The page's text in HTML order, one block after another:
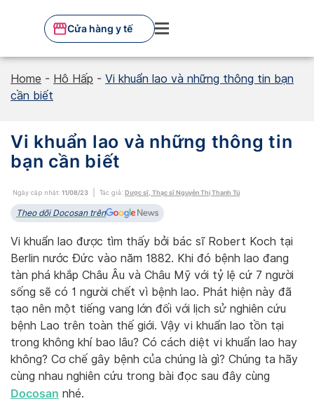
Cửa hàng y tế
Home - Hô Hấp - Vi khuẩn lao và những thông tin bạn
cần biết
Vi khuẩn lao và những thông tin
bạn cần biết
Ngày cập nhật: 11/08/23 Tác giả: Dược sĩ, Thạc sĩ Nguyễn Thị Thanh Tú
Theo dõi Docosan trên
Vi khuẩn lao được tìm thấy bởi bác sĩ Robert Koch tại
Berlin nước Đức vào năm 1882. Khi đó bệnh lao đang
tàn phá khắp Châu Âu và Châu Mỹ với tỷ lệ cứ 7 người
sống sẽ có 1 người chết vì bệnh lao. Phát hiện này đã
tạo nên một tiếng vang lớn đối với lịch sử nghiên cứu
bệnh Lao trên toàn thế giới. Vậy vi khuẩn lao tồn tại
trong không khí bao lâu? Có cách diệt vi khuẩn lao hay
không? Cơ chế gây bệnh của chúng là gì? Chúng ta hãy
cùng nhau nghiên cứu trong bài đọc sau đây cùng
Docosan nhé.